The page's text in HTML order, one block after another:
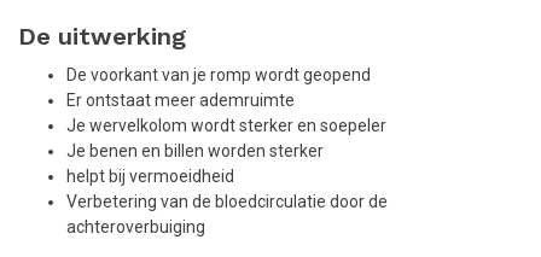
De uitwerking
De voorkant van je romp wordt geopend
Er ontstaat meer ademruimte
Je wervelkolom wordt sterker en soepeler
Je benen en billen worden sterker
helpt bij vermoeidheid
Verbetering van de bloedcirculatie door de
achteroverbuiging